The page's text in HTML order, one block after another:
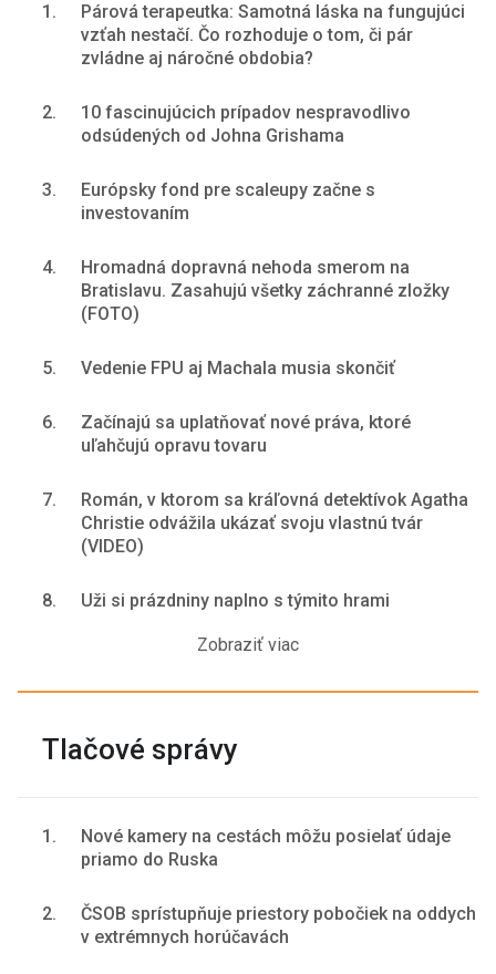
1.
Párová terapeutka: Samotná láska na fungujúci
vzťah nestačí. Čo rozhoduje o tom, či pár
zvládne aj náročné obdobia?
2.
10 fascinujúcich prípadov nespravodlivo
odsúdených od Johna Grishama
3.
Európsky fond pre scaleupy začne s
investovaním
4.
Hromadná dopravná nehoda smerom na
Bratislavu. Zasahujú všetky záchranné zložky
(FOTO)
5. Vedenie FPU aj Machala musia skončiť
6.
Začínajú sa uplatňovať nové práva, ktoré
uľahčujú opravu tovaru
7.
Román, v ktorom sa kráľovná detektívok Agatha
Christie odvážila ukázať svoju vlastnú tvár
(VIDEO)
8. Uži si prázdniny naplno s týmito hrami
Zobraziť viac
Tlačové správy
1.
Nové kamery na cestách môžu posielať údaje
priamo do Ruska
2.
ČSOB sprístupňuje priestory pobočiek na oddych
v extrémnych horúčavách